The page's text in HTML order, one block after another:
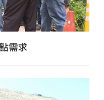
需求